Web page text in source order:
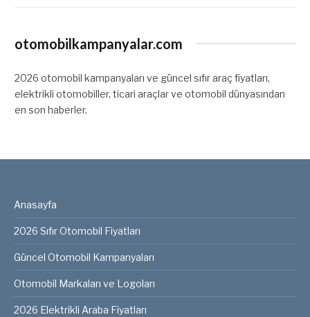
otomobilkampanyalar.com
2026 otomobil kampanyaları ve güncel sıfır araç fiyatları,
elektrikli otomobiller, ticari araçlar ve otomobil dünyasından
en son haberler.
Anasayfa
2026 Sıfır Otomobil Fiyatları
Güncel Otomobil Kampanyaları
Otomobil Markaları ve Logoları
2026 Elektrikli Araba Fiyatları